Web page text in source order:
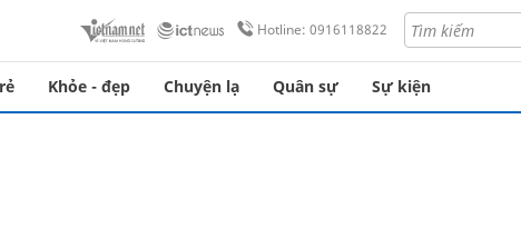
Hotline: 0916118822
Khỏe - đẹp Chuyện lạ Quân sự Sự kiện